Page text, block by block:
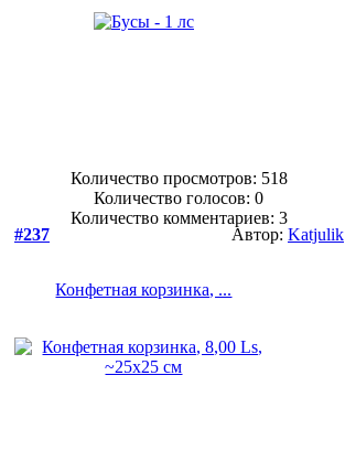
Количество просмотров: 518
Количество голосов:0
Количество комментариев: 3
#237
Автор: Katjulik
Конфетная корзинка, ...